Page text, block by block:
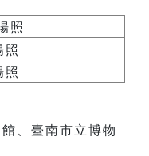
、臺南市立博物